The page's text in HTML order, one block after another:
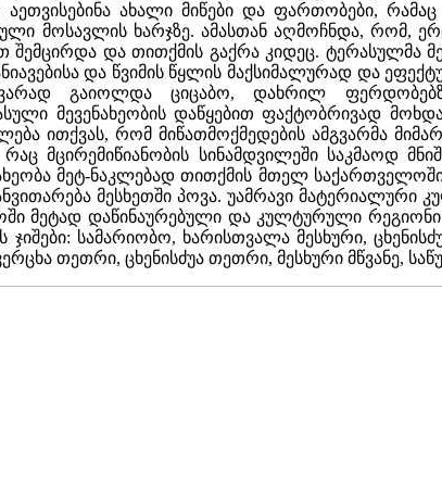
აეთვისებინა ახალი მიწები და ფართობები,
მოსავლის ხარჯზე. ამასთან აღმოჩნდა, რომ,
შემცირდა და თითქმის გაქრა კიდეც. ტერასულმა
და წვიმის წყლის მაქსიმალურად და
გაიოლდა ციცაბო, დახრილ
მევენახეობის დაწყებით ფაქტობრივად
ითქვას, რომ მიწათმოქმედების ამგვარმა
მცირემიწიანობის სინამდვილეში საკმაოდ
მეტ-ნაკლებად თითქმის მთელ
მესხეთში პოვა. უამრავი
მეტად დაწინაურებული და კულტურული
სამარიობო, ხარისთვალა მესხური,
თეთრი, ცხენისძუა თეთრი, მესხური მწვანე,